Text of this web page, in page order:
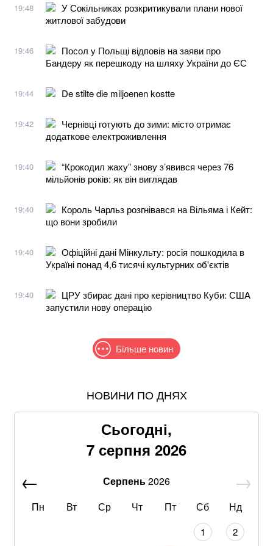
19:48
У Сокільниках розкритикували плани нової
житлової забудови
19:46
Посол у Польщі відповів на заяви про
Бандеру як перешкоду на шляху України до ЄС
19:44 De stilte die miljoenen kostte
19:42
Чернівці готують до зими: місто отримає
додаткове електроживлення
19:40
“Крокодил жаху” знову з’явився через 76
мільйонів років: як він виглядав
19:40
Король Чарльз розгнівався на Вільяма і Кейт:
що вони зробили
19:40
Офіційні дані Мінкульту: росія пошкодила в
Україні понад 4,6 тисячі культурних об'єктів
19:40
ЦРУ збирає дані про керівництво Куби: США
запустили нову операцію
Більше новин
Знищені печі, склади та роки роботи: що
Без води не вижити: Шмигаль розкрив, куди планує
З 28 ракет – жодної збитої: Повітряні сили ЗСУ
Не лишилось ні стін, ні одягу: балістика РФ знищила
НОВИНИ ПО ДНЯХ
Сьогодні,
7 серпня 2026
Серпень2026
Пн
Вт Ср Чт Пт Сб Нд
1
2